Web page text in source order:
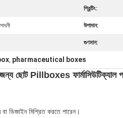
প্রিন্টিং:
উপাদান:
গুণমান:
, pharmaceutical boxes
ছোট Pillboxes ফার্মাসিউটিক্যাল
ডিজাইন মিশ্রিত করতে পারেন।